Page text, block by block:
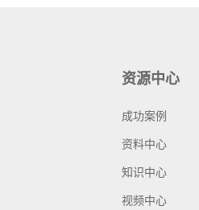
资源中心
成功案例
资料中心
知识中心
视频中心